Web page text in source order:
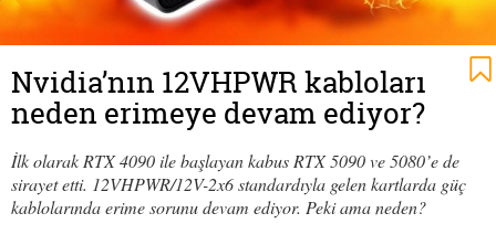
Nvidia’nın 12VHPWR kabloları
neden erimeye devam ediyor?
İlk olarak RTX 4090 ile başlayan kabus RTX 5090 ve 5080’e de
sirayet etti. 12VHPWR/12V-2x6 standardıyla gelen kartlarda güç
kablolarında erime sorunu devam ediyor. Peki ama neden?